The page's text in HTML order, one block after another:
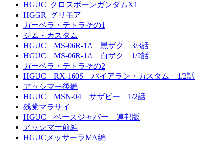
HGUC_クロスボーンガンダムX1
HGGR_グリモア
ガーベラ・テトラその1
ジム・カスタム
HGUC MS-06R-1A 黒ザク 3/3話
HGUC MS-06R-1A 白ザク 1/2話
ガーベラ・テトラその2
HGUC RX-160S バイアラン・カスタム 1/2話
アッシマー後編
HGUC MSN-04 サザビー 1/2話
残党マラサイ
HGUC ベースジャバー 連邦版
アッシマー前編
HGUCメッサーラMA編